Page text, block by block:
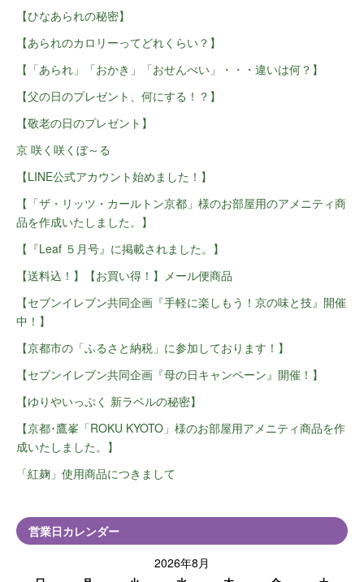
【ひなあられの秘密】
【あられのカロリーってどれくらい？】
【「あられ」「おかき」「おせんべい」・・・違いは何？】
【父の日のプレゼント、何にする！？】
【敬老の日のプレゼント】
京 咲く咲くぼ～る
【LINE公式アカウント始めました！】
【「ザ・リッツ・カールトン京都」様のお部屋用のアメニティ商
品を作成いたしました。】
【『Leaf ５月号』に掲載されました。】
【送料込！】【お買い得！】メール便商品
【セブンイレブン共同企画『手軽に楽しもう！京の味と技』開催
中！】
【京都市の「ふるさと納税」に参加しております！】
【セブンイレブン共同企画『母の日キャンペーン』開催！】
【ゆりやいっぷく 新ラベルの秘密】
【京都･鷹峯「ROKU KYOTO」様のお部屋用アメニティ商品を作
成いたしました。】
「紅麹」使用商品につきまして
営業日カレンダー
2026年8月